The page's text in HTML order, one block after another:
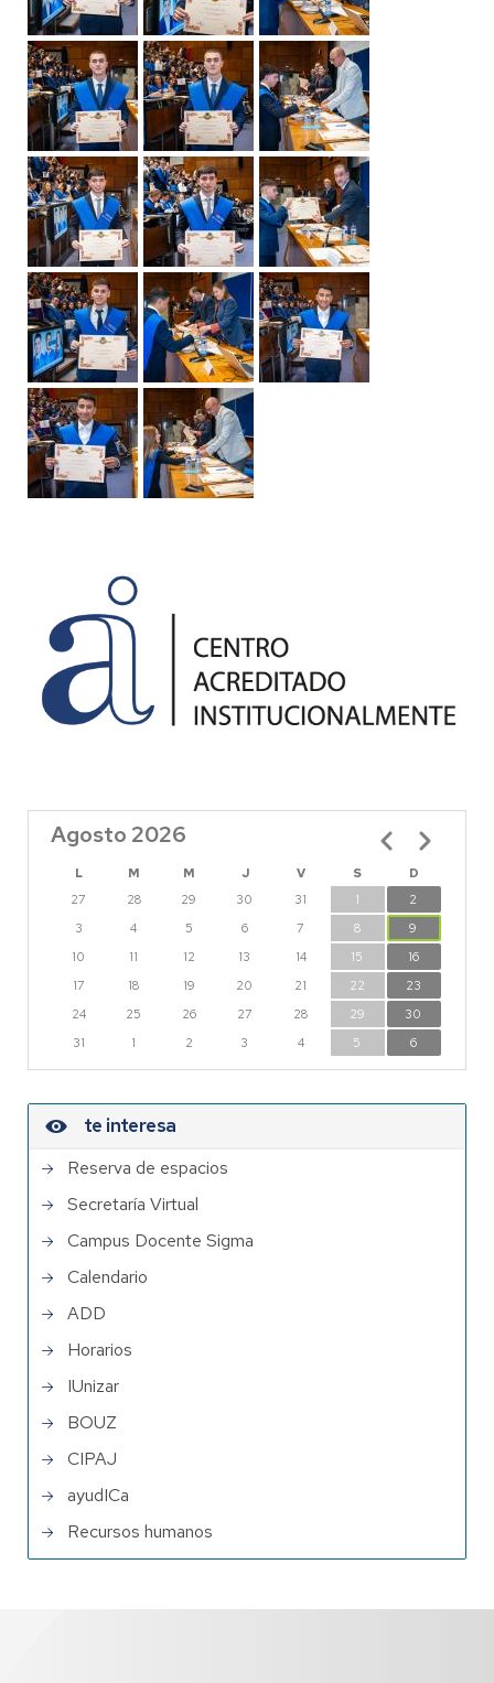
Agosto 2026
L M M J V S
D
27
28 29 30 31 1
2
3
4 5 6 7 8
9
10
11 12 13 14 15
16
17
18 19 20 21 22
23
24
25 26 27 28 29
30
31
1 2 3 4 5 6
Paginación
te interesa
Reserva de espacios
Secretaría Virtual
Campus Docente Sigma
Calendario
ADD
Horarios
IUnizar
BOUZ
CIPAJ
ayudICa
Recursos humanos